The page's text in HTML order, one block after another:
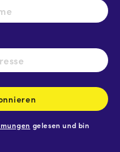
gelesen und bin